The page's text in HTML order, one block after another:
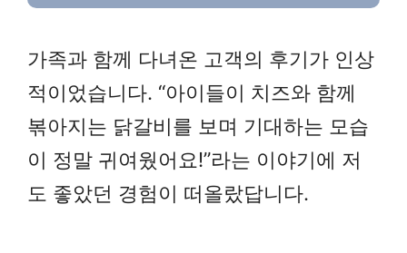
가족과 함께 다녀온 고객의 후기가 인상
적이었습니다. “아이들이 치즈와 함께
볶아지는 닭갈비를 보며 기대하는 모습
이 정말 귀여웠어요!”라는 이야기에 저
도 좋았던 경험이 떠올랐답니다.